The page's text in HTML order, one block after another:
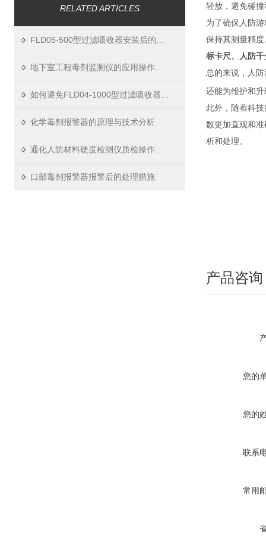
RELATED ARTICLES
化学毒剂报警器的原理与技术分析
口部毒剂报警器报警后的处理措施
轻放，避免碰
为了确保人防
保持其测量精
标卡尺、人防
总的来说，人
还能为维护和
此外，随着科
数更加直观和
析和处理。
产品咨询
您的
您的
联系
常用